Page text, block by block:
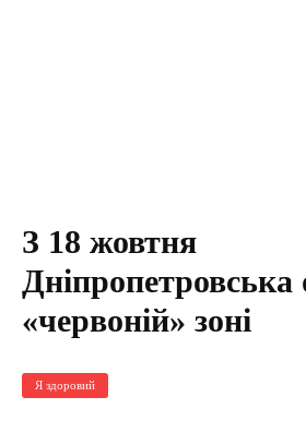
З 18 жовтня
Дніпропетровська
«червоній» зоні
Я здоровий